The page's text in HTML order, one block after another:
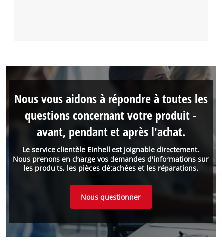
Le service clientèle Einhell est joignable directement.
Nous prenons en charge vos demandes d'informations sur
les produits, les pièces détachées et les réparations.
Nous vous aidons à répondre à toutes les
questions concernant votre produit -
avant, pendant et après l'achat.
Nous questionner